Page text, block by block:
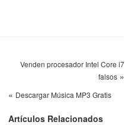
Venden procesador Intel Core i7
falsos »
« Descargar Música MP3 Gratis
Artículos Relacionados